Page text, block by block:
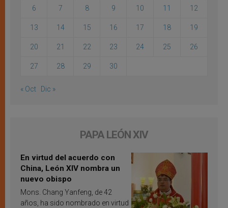
6 7 8 9 10 11 12
13 14 15 16 17 18 19
20 21 22 23 24 25 26
27 28 29 30
« Oct Dic »
PAPA LEÓN XIV
En virtud del acuerdo con
China, León XIV nombra un
nuevo obispo
Mons. Chang Yanfeng, de 42
años, ha sido nombrado en virtud